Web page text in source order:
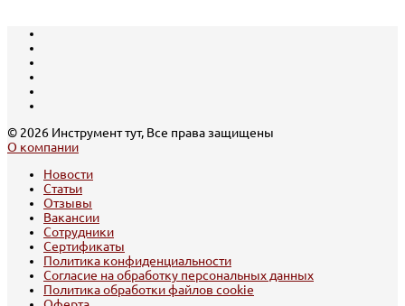
© 2026 Инструмент тут, Все права защищены
О компании
Новости
Статьи
Отзывы
Вакансии
Сотрудники
Сертификаты
Политика конфиденциальности
Согласие на обработку персональных данных
Политика обработки файлов cookie